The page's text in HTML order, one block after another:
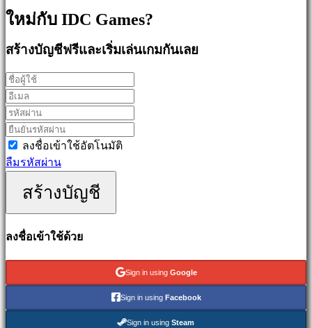
Casual
games
Indie
games
Simulation
games
Puzzle
games
games
เด
รายการ
ใหม่กับ IDC Games?
สร้างบัญชีฟรีและเริ่มเล่นเกมกันเลย
ลงชื่อเข้าใช้อัตโนมัติ
ลืมรหัสผ่าน
สร้างบัญชี
ลงชื่อเข้าใช้ด้วย
Sign in using Google
Sign in using Facebook
Sign in using Steam